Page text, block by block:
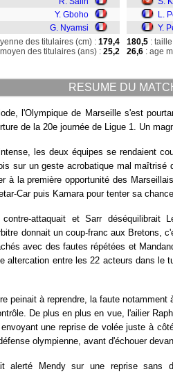
Y. Gboho
G. Nyamsi
L.
Y.
des titulaires (cm) : 179,4
des titulaires (ans) : 25,2
180,5 :
26,6 : age
RESUME DU
l'Olympique de Marseille s'est
de la 20e journée de Ligue 1. Un
les deux équipes se rendaient
sur un geste acrobatique mal
à la première opportunité des
Car puis Kamara pour tenter sa
attaquait et Sarr déséquilibrait
donnait un coup-franc aux Bretons,
avec des fautes répétées et
altercation entre les 22 acteurs dans
peinait à reprendre, la faute
De plus en plus en vue, l'ailier
une reprise de volée juste à
olympienne, avant d'échouer
alerté Mendy sur une reprise sans